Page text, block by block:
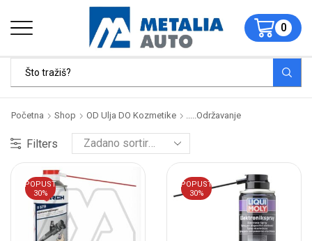
0
Početna Shop OD Ulja DO Kozmetike .....Održavanje
Filters
POPUST
30%
POPUST
30%